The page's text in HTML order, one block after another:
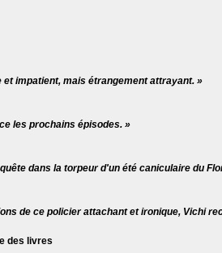
impatient, mais étrangement attrayant. »
les prochains épisodes. »
dans la torpeur d'un été caniculaire du
de ce policier attachant et ironique, Vichi
des livres